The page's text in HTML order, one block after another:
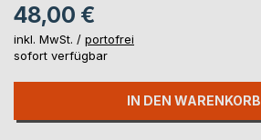
48,00 €
inkl. MwSt. / portofrei
sofort verfügbar
IN DEN WARENKORB